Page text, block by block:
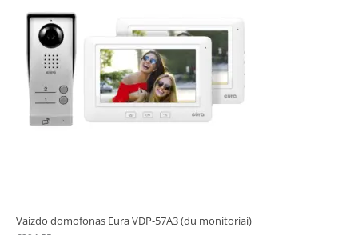
Vaizdo domofonas Eura VDP-57A3 (du monitoriai)